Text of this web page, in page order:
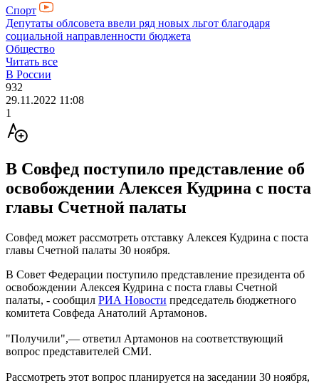
Спорт
Депутаты облсовета ввели ряд новых льгот благодаря
социальной направленности бюджета
Общество
Читать все
В России
932
29.11.2022 11:08
1
В Совфед поступило представление об
освобождении Алексея Кудрина с поста
главы Счетной палаты
Совфед может рассмотреть отставку Алексея Кудрина с поста
главы Счетной палаты 30 ноября.
В Совет Федерации поступило представление президента об
освобождении Алексея Кудрина с поста главы Счетной
палаты, - сообщил РИА Новости председатель бюджетного
комитета Совфеда Анатолий Артамонов.
"Получили",— ответил Артамонов на соответствующий
вопрос представителей СМИ.
Рассмотреть этот вопрос планируется на заседании 30 ноября,